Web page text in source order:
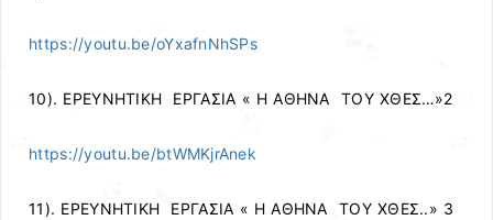
https://youtu.be/oYxafnNhSPs
10). ΕΡΕΥΝΗΤΙΚΗ ΕΡΓΑΣΙΑ « Η ΑΘΗΝΑ ΤΟΥ ΧΘΕΣ…»2
https://youtu.be/btWMKjrAnek
11). ΕΡΕΥΝΗΤΙΚΗ ΕΡΓΑΣΙΑ « Η ΑΘΗΝΑ ΤΟΥ ΧΘΕΣ..» 3